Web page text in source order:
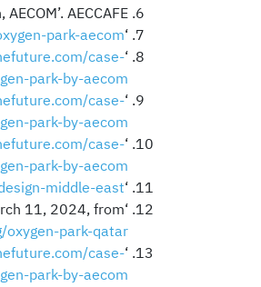
AECCAFE.
‘Oxygen Park / AECOM’. (2022). ArchDaily. Retrieved December 27, 2023, from <
park-aecom
‘The oxygen park by Aecom’. (2022). RTF | Rethinking The Future. Retrieved December 27, 2023, from <
case-
park-by-aecom/
‘The oxygen park by Aecom’. (2022). RTF | Rethinking The Future. Retrieved December 27, 2023, from <
case-
park-by-aecom/
‘The oxygen park by Aecom’. (2022). RTF | Rethinking The Future. Retrieved December 27, 2023, from <
case-
park-by-aecom/
‘Education City’. (n.d.). AECOM. Retrieved December 27, 2023, from <
middle-east/
11, 2024, from
park-qatar/
‘The oxygen park by Aecom’. (2022). RTF | Rethinking The Future. Retrieved December 27, 2023, from <
case-
park-by-aecom/